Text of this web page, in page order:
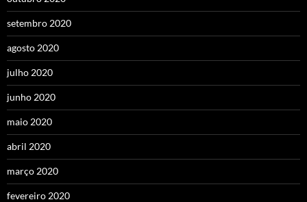
setembro 2020
agosto 2020
julho 2020
junho 2020
maio 2020
abril 2020
março 2020
fevereiro 2020